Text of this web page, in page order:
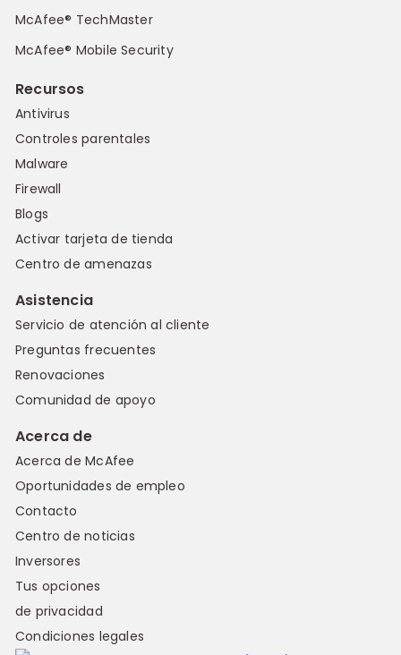
McAfee® TechMaster
McAfee® Mobile Security
Recursos
Antivirus
Controles parentales
Malware
Firewall
Blogs
Activar tarjeta de tienda
Centro de amenazas
Asistencia
Servicio de atención al cliente
Preguntas frecuentes
Renovaciones
Comunidad de apoyo
Acerca de
Acerca de McAfee
Oportunidades de empleo
Contacto
Centro de noticias
Inversores
Tus opciones
de privacidad
Condiciones legales